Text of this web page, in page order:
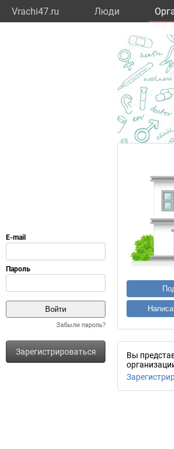
Vrachi47.ru Люди
Забыли пароль?
Зарегистрироваться
Вы